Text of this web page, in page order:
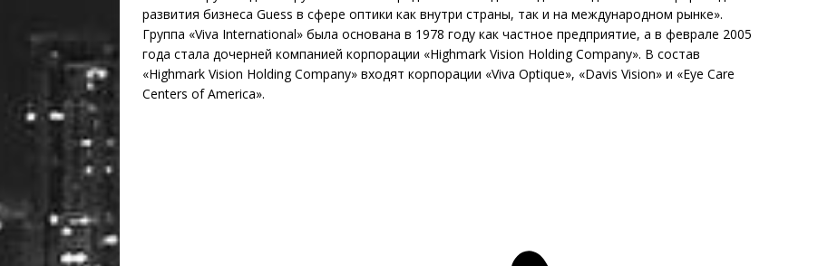
развития бизнеса Guess в сфере оптики как внутри страны, так и на международном рынке».
Группа «Viva International» была основана в 1978 году как частное предприятие, а в феврале 2005
года стала дочерней компанией корпорации «Highmark Vision Holding Company». В состав
«Highmark Vision Holding Company» входят корпорации «Viva Optique», «Davis Vision» и «Eye Care
Centers of America».